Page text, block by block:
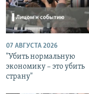
07 АВГУСТА 2026
"Убить нормальную
экономику – это убить
страну"